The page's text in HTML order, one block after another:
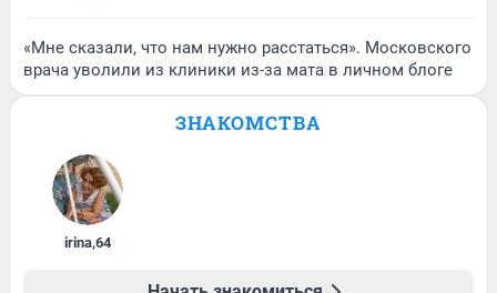
«Мне сказали, что нам нужно расстаться». Московского
врача уволили из клиники из-за мата в личном блоге
ЗНАКОМСТВА
irina,64